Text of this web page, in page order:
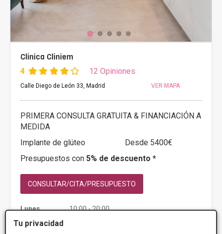
Tu privacidad
Clinica Cliniem
4 12 Opiniones
Calle Diego de León 33, Madrid VER MAPA
PRIMERA CONSULTA GRATUITA & FINANCIACIÓN A
MEDIDA
Implante de glúteo
Desde 5400€
Presupuestos con 5% de descuento *
CONSULTAR/CITA/PRESUPUESTO
Lunes
10:00 - 20:00
Martes
Miércoles